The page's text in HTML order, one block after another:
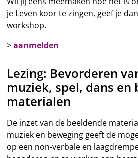
je Leven koor te zingen, geef je
workshop.
>aanmelden
Lezing: Bevorderen
muziek, spel, dans en
materialen
De inzet van de beeldende
muziek en beweging geeft de
op een non-verbale en